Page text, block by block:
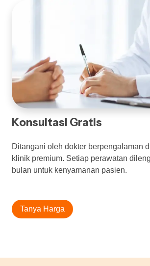
Konsultasi Gratis
Ditangani oleh dokter berpengalaman
klinik premium. Setiap perawatan
bulan untuk kenyamanan pasien.
Tanya Harga